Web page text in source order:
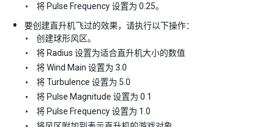
将 Pulse Frequency 设置为 0.25。
要创建直升机飞过的效果，请执行以下操作：
创建球形风区。
将 Radius 设置为适合直升机大小的数值
将 Wind Main 设置为 3.0
将 Turbulence 设置为 5.0
将 Pulse Magnitude 设置为 0.1
将 Pulse Frequency 设置为 1.0